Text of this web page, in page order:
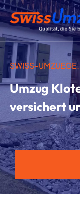
SWISS-
Umzug
versichert